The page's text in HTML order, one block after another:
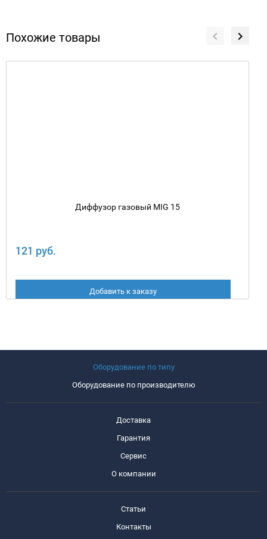
Похожие товары
Диффузор газовый MIG 15
121 руб.
Добавить к заказу
Оборудование по типу
Оборудование по производителю
Доставка
Гарантия
Сервис
О компании
Статьи
Контакты